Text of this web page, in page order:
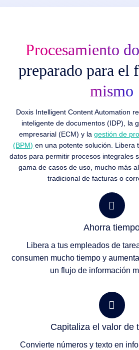
Procesamiento
preparado para
mismo
Doxis Intelligent Content Automation
inteligente de documentos (IDP), la
empresarial (ECM) y la gestión de
(BPM) en una potente solución. Libera
datos para permitir procesos integrales
gama de casos de uso, mucho más
tradicional de facturas o
Ahorra
Libera a tus empleados de
consumen mucho tiempo y
un flujo de información
Capitaliza el valor de
Convierte números y texto en